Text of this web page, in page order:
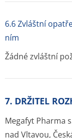
6.6 Zvláštní
ním
Žádné zvláštní
7. DRŽITEL
Megafyt Pharma
nad Vltavou,